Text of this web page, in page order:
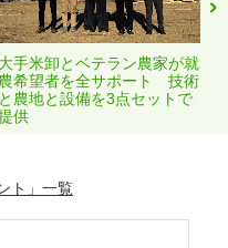
大手米卸とベテラン農家が就
農希望者を全サポート 技術
と農地と設備を3点セットで
供
ト」